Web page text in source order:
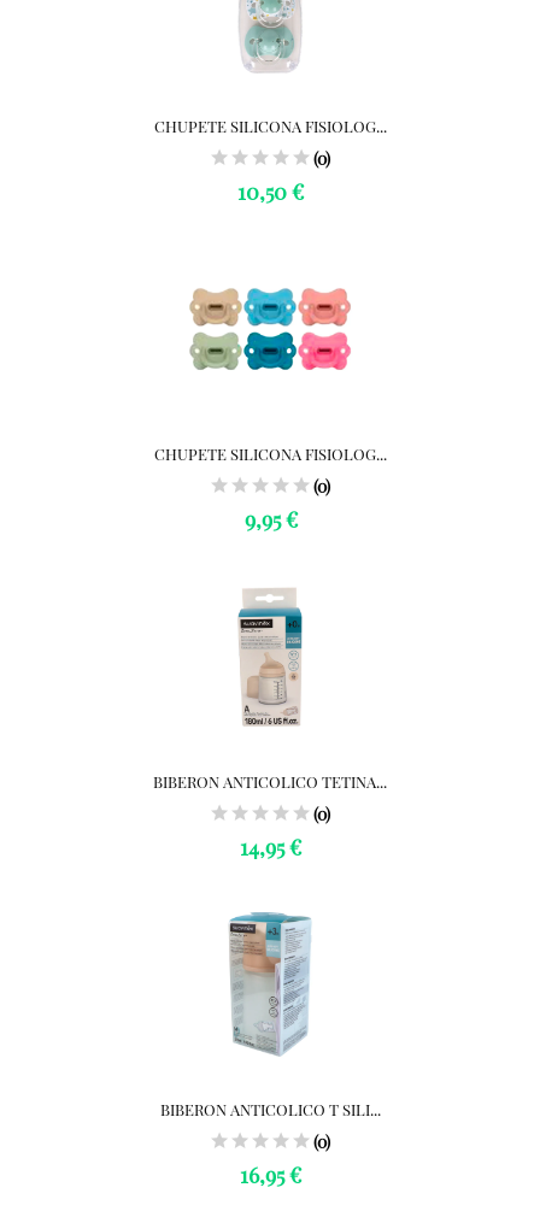
CHUPETE SILICONA FISIOLOG...
(0)
10,50 €
CHUPETE SILICONA FISIOLOG...
(0)
9,95 €
BIBERON ANTICOLICO TETINA...
(0)
14,95 €
BIBERON ANTICOLICO T SILI...
(0)
16,95 €